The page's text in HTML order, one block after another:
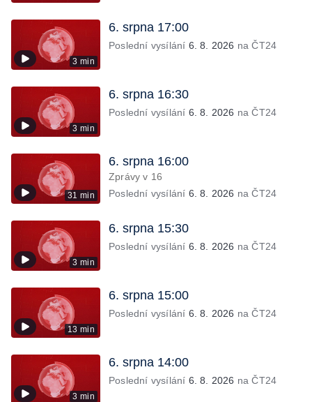
3 min
6. srpna 17:00
Poslední vysílání 6. 8. 2026 na ČT24
3 min
6. srpna 16:30
Poslední vysílání 6. 8. 2026 na ČT24
31 min
6. srpna 16:00
Zprávy v 16
Poslední vysílání 6. 8. 2026 na ČT24
3 min
6. srpna 15:30
Poslední vysílání 6. 8. 2026 na ČT24
13 min
6. srpna 15:00
Poslední vysílání 6. 8. 2026 na ČT24
3 min
6. srpna 14:00
Poslední vysílání 6. 8. 2026 na ČT24